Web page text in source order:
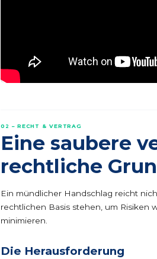
02 – RECHT & VERTRAG
Eine saubere
rechtliche
Ein mündlicher Handschlag reicht
rechtlichen Basis stehen, um Risiken
minimieren.
Die Herausforderung